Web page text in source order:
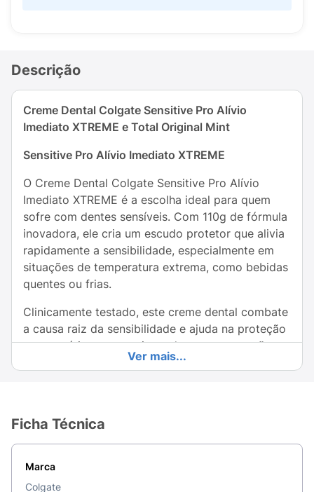
Descrição
Creme Dental Colgate Sensitive Pro Alívio
Imediato XTREME e Total Original Mint
Sensitive Pro Alívio Imediato XTREME
O Creme Dental Colgate Sensitive Pro Alívio
Imediato XTREME é a escolha ideal para quem
sofre com dentes sensíveis. Com 110g de fórmula
inovadora, ele cria um escudo protetor que alivia
rapidamente a sensibilidade, especialmente em
situações de temperatura extrema, como bebidas
quentes ou frias.
Clinicamente testado, este creme dental combate
a causa raiz da sensibilidade e ajuda na proteção
contra cáries, proporcionando uma escovação
eficaz e segura. Além disso, seu frescor
Total Original Mint
O Creme Dental Colgate Total Original Mint
oferece proteção completa para sua boca. Com
Ver mais...
Ficha Técnica
Marca
Colgate